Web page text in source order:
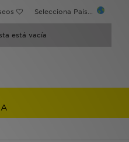
Selecciona País...
está vacía